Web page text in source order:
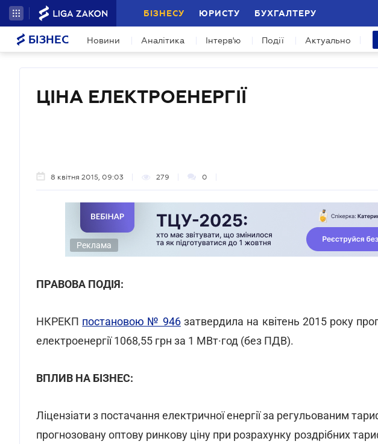
БІЗНЕСУ ЮРИСТУ БУХГАЛТЕРУ
БІЗНЕС Новини Аналітика Інтерв'ю Події Актуально
ЦІНА ЕЛЕКТРОЕНЕРГІЇ
8 квітня 2015, 09:03 279 0
Реклама
ПРАВОВА ПОДІЯ:
НКРЕКП постановою № 946затвердила на квітень 2015 року
електроенергії 1068,55 грн за 1 МВт·год (без ПДВ).
ВПЛИВ НА БІЗНЕС:
Ліцензіати з постачання електричної енергії за регульованим
прогнозовану оптову ринкову ціну при розрахунку роздрібних